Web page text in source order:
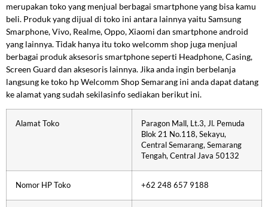
merupakan toko yang menjual berbagai smartphone yang bisa kamu
beli. Produk yang dijual di toko ini antara lainnya yaitu Samsung
Smarphone, Vivo, Realme, Oppo, Xiaomi dan smartphone android
yang lainnya. Tidak hanya itu toko welcomm shop juga menjual
berbagai produk aksesoris smartphone seperti Headphone, Casing,
Screen Guard dan aksesoris lainnya. Jika anda ingin berbelanja
langsung ke toko hp Welcomm Shop Semarang ini anda dapat datang
ke alamat yang sudah sekilasinfo sediakan berikut ini.
Alamat Toko
Paragon Mall, Lt.3, Jl. Pemuda
Blok 21 No.118, Sekayu,
Central Semarang, Semarang
Tengah, Central Java 50132
Nomor HP Toko +62 248 657 9188